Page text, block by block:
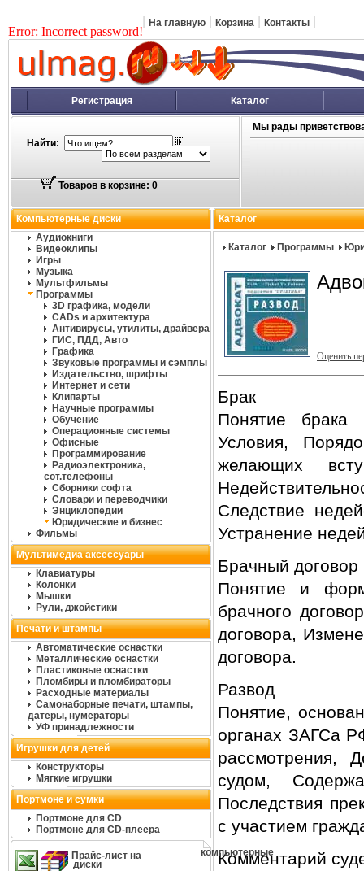
Error: Incorrect password!
На главную Корзина Контакты
Регистрация Каталог
Найти:
Товаров в корзине: 0
Мы рады
Компьютерные диски
Аудиокниги
Видеоклипы
Игры
Музыка
Мультфильмы
Программы
3D графика, модели
CADs и архитектура
Антивирусы, утилиты, драйвера
ГИС, ПДД, Авто
Графика
Звуковые программы и сэмплы
Издательство, шрифты
Интернет и сети
Клипарты
Научные программы
Обучение
Операционные системы
Офисные
Программирование
Радиоэлектроника,
сот.телефоны
Сборники софта
Словари и переводчики
Энциклопедии
Юридические и бизнес
Фильмы
Мультимедиа аксессуары
Клавиатуры
Колонки
Мышки
Рули, джойстики
Печати и штампы
Автоматические оснастки
Металлические оснастки
Пластиковые оснастки
Пломбиры и пломбираторы
Расходные материалы
Самонаборные печати, штампы,
датеры, нумераторы
УФ принадлежности
Игрушки для детей
Конструкторы
Мягкие игрушки
Портмоне и сумки
Портмоне для CD
Портмоне для CD-плеера
Прайс-лист на
компьютерные
диски
Каталог
Каталог Программы
Оценить
Брак
Понятие брака
Условия,
желающих
Следствие
Устранение
Брачный договор
Понятие и
брачного
договора,
договора.
Развод
Понятие,
органах ЗАГСа
рассмотрения,
судом,
Последствия
с участием
Комментарий